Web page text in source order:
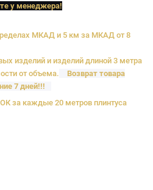
у менеджера!
МКАД и 5 км за МКАД от 8
изделий и изделий длиной 3 метра
от объема.
Возврат товара
7 дней!!!
за каждые 20 метров плинтуса